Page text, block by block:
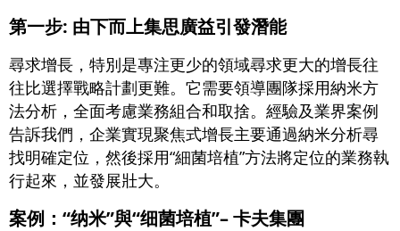
第一步: 由下而上集思廣益引發潛能
尋求增長，特別是專注更少的領域尋求更大的增長往
往比選擇戰略計劃更難。它需要領導團隊採用納米方
法分析，全面考慮業務組合和取捨。經驗及業界案例
告訴我們，企業實現聚焦式增長主要通過納米分析尋
找明確定位，然後採用“細菌培植”方法將定位的業務執
行起來，並發展壯大。
案例：“纳米”與“细菌培植”– 卡夫集團